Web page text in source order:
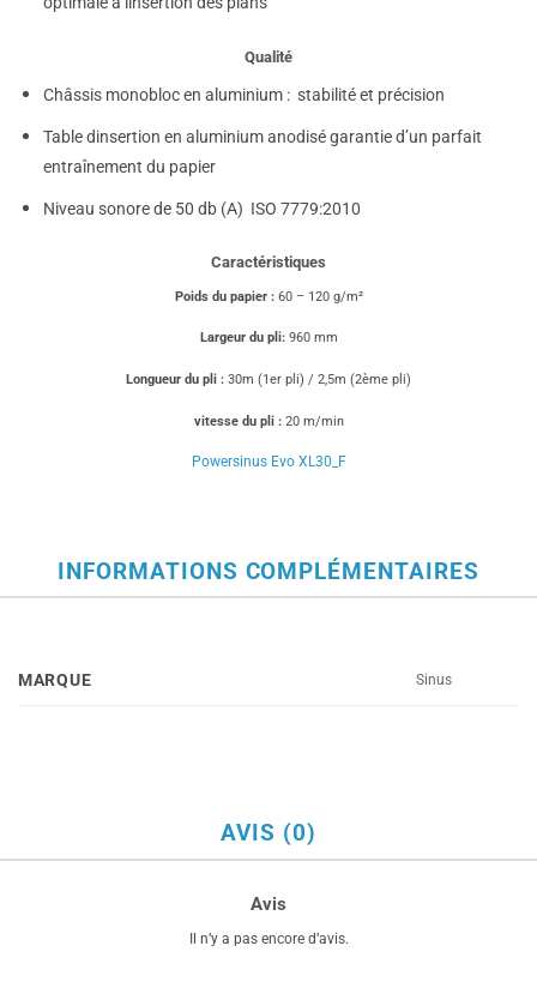
Qualité
Châssis monobloc en aluminium : stabilité et précision
Table dinsertion en aluminium anodisé garantie d’un parfait
entraînement du papier
Niveau sonore de 50 db (A)  ISO 7779:2010
Caractéristiques
Poids du papier : 60 – 120 g/m²
Largeur du pli: 960 mm
Longueur du pli : 30m (1er pli) / 2,5m (2ème pli)
vitesse du pli :20 m/min
Powersinus Evo XL30_F
INFORMATIONS COMPLÉMENTAIRES
MARQUE Sinus
AVIS (0)
Avis
Il n’y a pas encore d’avis.